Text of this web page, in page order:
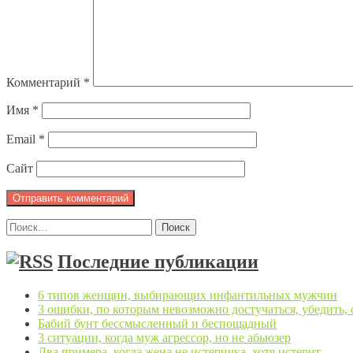
Комментарий *
Имя *
Email *
Сайт
Найти:
Последние публикации
6 типов женщин, выбирающих инфантильных мужчин
3 ошибки, по которым невозможно достучаться,
Бабий бунт бессмысленный и беспощадный
3 ситуации, когда муж агрессор, но не абьюзер